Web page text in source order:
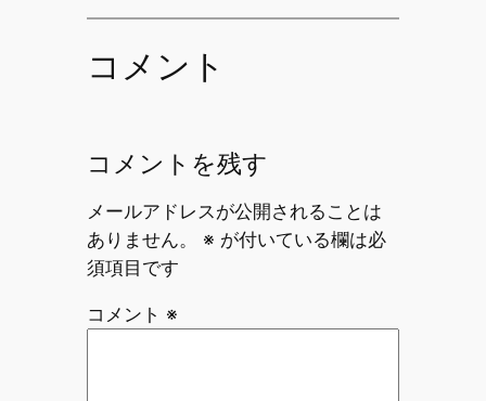
コメント
コメントを残す
メールアドレスが公開されることは
ありません。
※ が付いている欄は必
須項目です
コメント ※